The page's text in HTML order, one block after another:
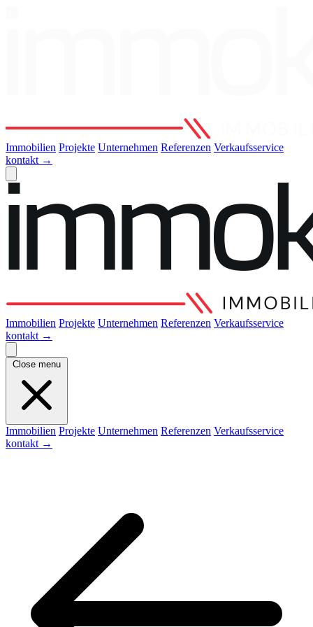
Immobilien Projekte Unternehmen Referenzen Verkaufsservice
kontakt →
Immobilien Projekte Unternehmen Referenzen Verkaufsservice
kontakt →
Close menu
Immobilien Projekte Unternehmen Referenzen Verkaufsservice
kontakt →